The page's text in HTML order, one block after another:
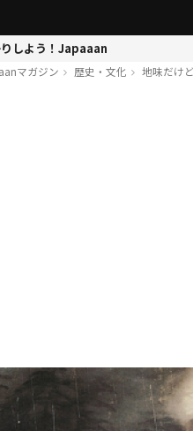
しよう！Japaaan
マガジン 歴史・文化 地味だけ